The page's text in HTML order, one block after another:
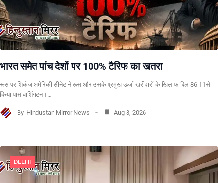
भारत समेत पांच देशों पर 100% टैरिफ का खतरा
रूस पर शिकंजाअमेरिकी सीनेट ने रूस और उसके प्रमुख ऊर्जा खरीदारों के खिलाफ बिल 86-11से
किया पास वाशिंगटन।…
By Hindustan Mirror News Aug 8, 2026
DELHI